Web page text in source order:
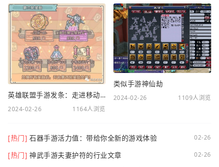
英雄联盟手游发条：走进移动电竞新时代
2024-02-26 1164人浏览
类似手游神仙劫
2024-02-26 1109人浏览
[热门] 石器手游活力值：带给你全新的游戏体验 02-26
[热门] 神武手游夫妻护符的行业文章 02-26